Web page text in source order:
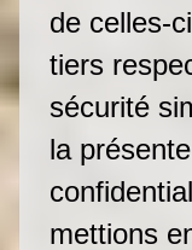
de celles-
tiers
sécurité
la
mettions